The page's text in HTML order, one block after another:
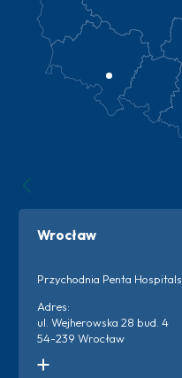
Wrocław
Przychodnia Penta Hospitals
Adres:
ul. Wejherowska 28 bud. 4
54-239 Wrocław